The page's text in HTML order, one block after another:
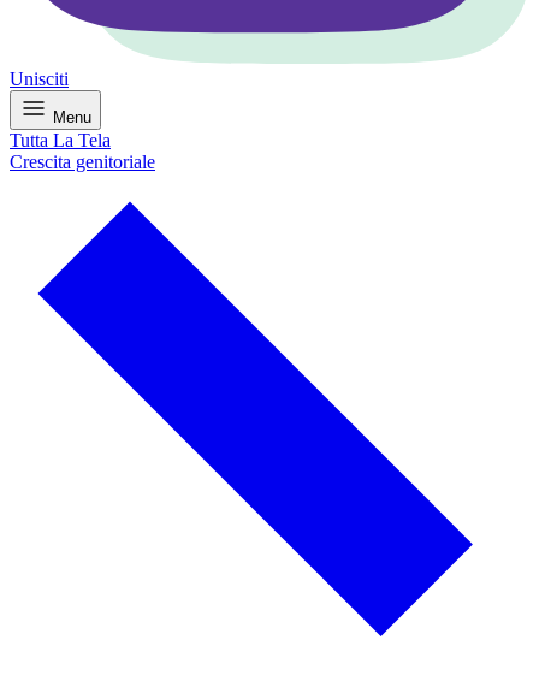
Unisciti
Menu
Tutta La Tela
Crescita genitoriale